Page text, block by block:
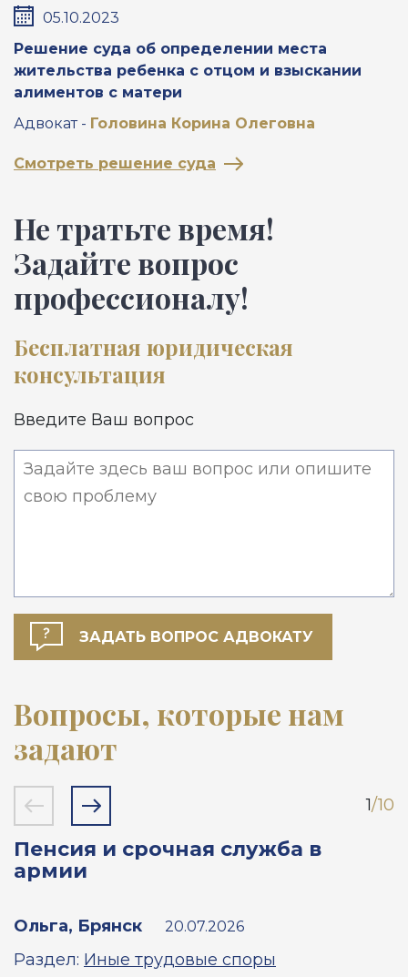
05.10.2023
Решение суда об определении места
жительства ребенка с отцом и взыскании
алиментов с матери
Адвокат - Головина Корина Олеговна
Смотреть решение суда
Не тратьте время!
Задайте вопрос
профессионалу!
Бесплатная юридическая
консультация
Введите Ваш вопрос
Вопросы, которые нам
задают
1/10
Пенсия и срочная служба в
армии
Ольга, Брянск 20.07.2026
Раздел: Иные трудовые споры